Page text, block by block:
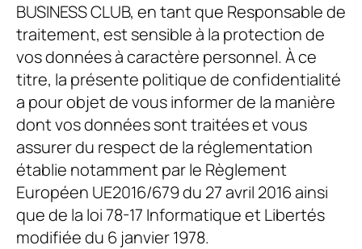
BUSINESS CLUB, en tant que Responsable de
traitement, est sensible à la protection de
vos données à caractère personnel. À ce
titre, la présente politique de confidentialité
a pour objet de vous informer de la manière
dont vos données sont traitées et vous
assurer du respect de la réglementation
établie notamment par le Règlement
Européen UE2016/679 du 27 avril 2016 ainsi
que de la loi 78-17 Informatique et Libertés
modifiée du 6 janvier 1978.